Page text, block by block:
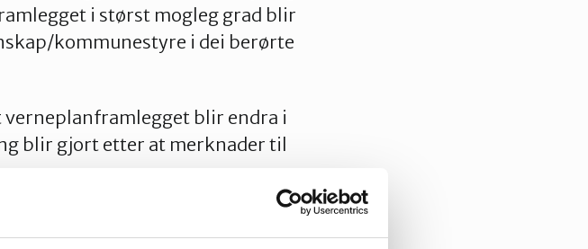
i størst mogleg grad blir
kommunestyre i dei berørte
blir endra i
blir gjort etter at merknader til